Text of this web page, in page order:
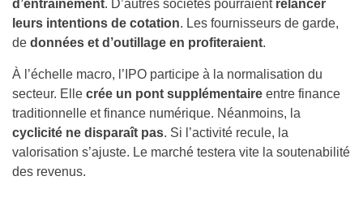
d’entraînement. D’autres sociétés pourraient relancer
leurs intentions de cotation. Les fournisseurs de garde,
de données et d’outillage en profiteraient.
À l’échelle macro, l’IPO participe à la normalisation du
secteur. Elle crée un pont supplémentaire entre finance
traditionnelle et finance numérique. Néanmoins, la
cyclicité ne disparaît pas. Si l’activité recule, la
valorisation s’ajuste. Le marché testera vite la soutenabilité
des revenus.